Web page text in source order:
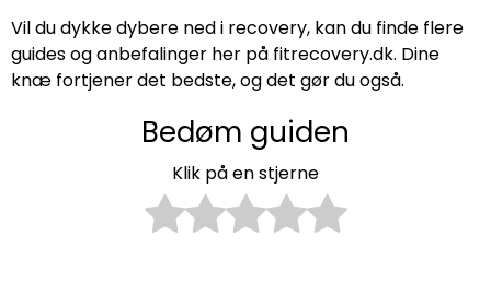
Vil du dykke dybere ned i recovery, kan du finde flere
guides og anbefalinger her på fitrecovery.dk. Dine
knæ fortjener det bedste, og det gør du også.
Bedøm guiden
Klik på en stjerne